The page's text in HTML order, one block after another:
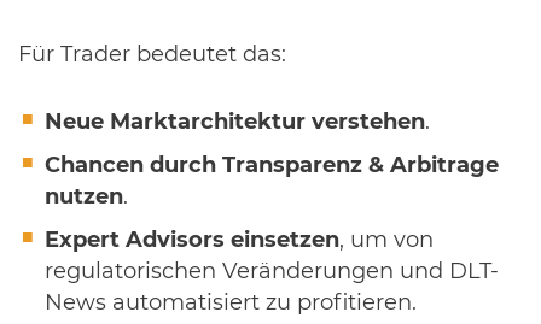
Für Trader bedeutet das:
Neue Marktarchitektur verstehen.
Chancen durch Transparenz & Arbitrage
nutzen.
Expert Advisors einsetzen, um von
regulatorischen Veränderungen und DLT-
News automatisiert zu profitieren.